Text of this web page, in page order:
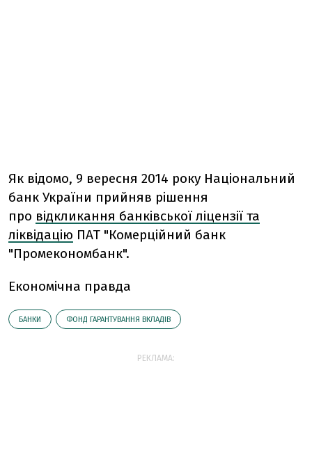
Як відомо, 9 вересня 2014 року Національний
банк України прийняв рішення
про відкликання банківської ліцензії та
ліквідацію ПАТ "Комерційний банк
"Промекономбанк".
Економічна правда
БАНКИ ФОНД ГАРАНТУВАННЯ ВКЛАДІВ
РЕКЛАМА: